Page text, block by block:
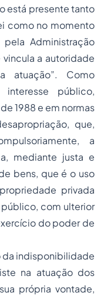
está presente tanto
como no momento
Administração
a autoridade
atuação”. Como
público,
1988 e em normas
que,
a
mediante justa e
bens, que é o uso
privada
com ulterior
do poder de
da indisponibilidade
na atuação dos
própria vontade,